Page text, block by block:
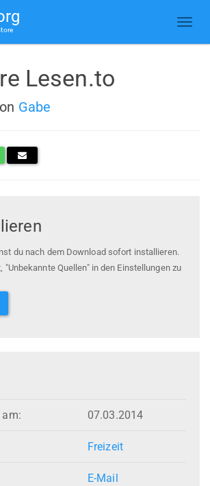
Lesen.to
Gabe
du nach dem Download sofort installieren.
"Unbekannte Quellen" in den Einstellungen zu
07.03.2014
Freizeit
E-Mail